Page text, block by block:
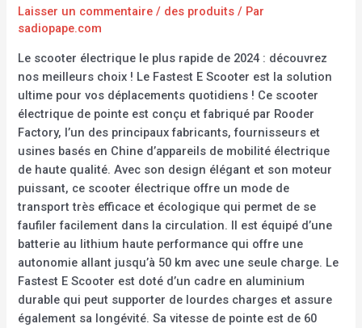
Laisser un commentaire / des produits / Par
sadiopape.com
Le scooter électrique le plus rapide de 2024 : découvrez
nos meilleurs choix ! Le Fastest E Scooter est la solution
ultime pour vos déplacements quotidiens ! Ce scooter
électrique de pointe est conçu et fabriqué par Rooder
Factory, l’un des principaux fabricants, fournisseurs et
usines basés en Chine d’appareils de mobilité électrique
de haute qualité. Avec son design élégant et son moteur
puissant, ce scooter électrique offre un mode de
transport très efficace et écologique qui permet de se
faufiler facilement dans la circulation. Il est équipé d’une
batterie au lithium haute performance qui offre une
autonomie allant jusqu’à 50 km avec une seule charge. Le
Fastest E Scooter est doté d’un cadre en aluminium
durable qui peut supporter de lourdes charges et assure
également sa longévité. Sa vitesse de pointe est de 60